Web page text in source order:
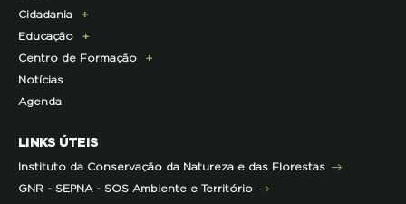
Parcerias de Apoio à LPN
Corpo Técnico
Infraestruturas
Contactos e Localização
Representações
Programa Florestas
Projetos cofinanciados pela UE
Outros Projetos
Histórico de Projetos
Centro de Documentação
Comunicado de imprensa
Clipping
Press Kit
Cidadania
Campanhas
ECOs-Locais
Dicas úteis
Iniciativas
Pareceres
Parcerias
Projetos
Educação
Área dos Professores
Recursos Pedagógicos
Literacia para a Floresta
Projetos
Centro de Formação
Formação Certificada
Formação Contínua para Professores
Outras Formações
Notícias
Agenda
LINKS ÚTEIS
Instituto da Conservação da Natureza e das Florestas
GNR - SEPNA - SOS Ambiente e Território